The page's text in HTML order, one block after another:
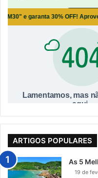
ARTIGOS POPULARES
As 5
19 de